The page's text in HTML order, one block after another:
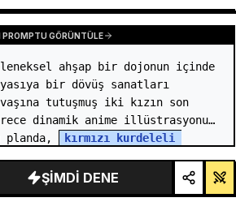
PROMPTU GÖRÜNTÜLE
ahşap bir dojonun içinde
bir dövüş sanatları
tutuşmuş iki kızın son
dinamik anime illüstrasyonu.
planda,
kırmızı kurdeleli
ileri doğ…
ŞIMDI DENE